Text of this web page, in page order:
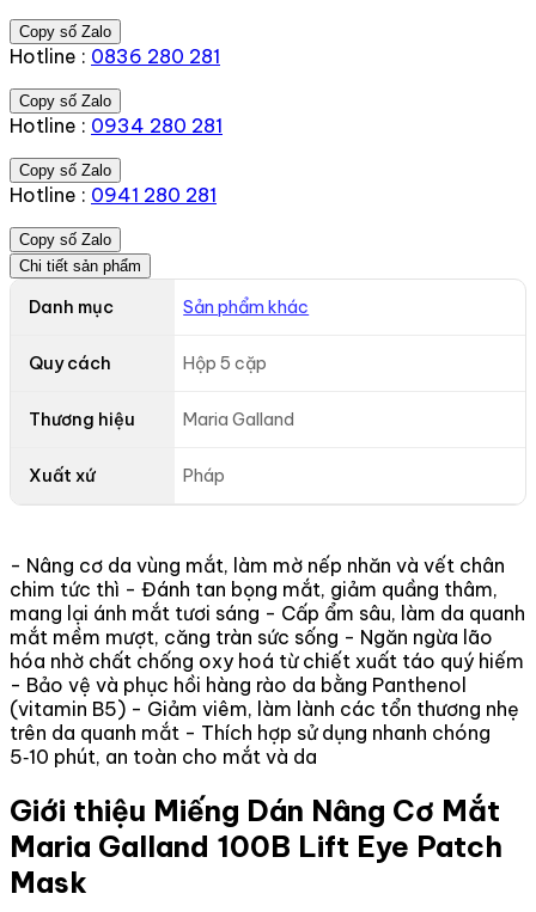
Copy số Zalo
Hotline : 0836 280 281
Copy số Zalo
Hotline : 0934 280 281
Copy số Zalo
Hotline : 0941 280 281
Copy số Zalo
Chi tiết sản phẩm
Danh mục Sản phẩm khác
Quy cách Hộp 5 cặp
Thương hiệu Maria Galland
Xuất xứ Pháp
- Nâng cơ da vùng mắt, làm mờ nếp nhăn và vết chân
chim tức thì - Đánh tan bọng mắt, giảm quầng thâm,
mang lại ánh mắt tươi sáng - Cấp ẩm sâu, làm da quanh
mắt mềm mượt, căng tràn sức sống - Ngăn ngừa lão
hóa nhờ chất chống oxy hoá từ chiết xuất táo quý hiếm
- Bảo vệ và phục hồi hàng rào da bằng Panthenol
(vitamin B5) - Giảm viêm, làm lành các tổn thương nhẹ
trên da quanh mắt - Thích hợp sử dụng nhanh chóng
5‑10 phút, an toàn cho mắt và da
Giới thiệu Miếng Dán Nâng Cơ Mắt
Maria Galland 100B Lift Eye Patch
Mask